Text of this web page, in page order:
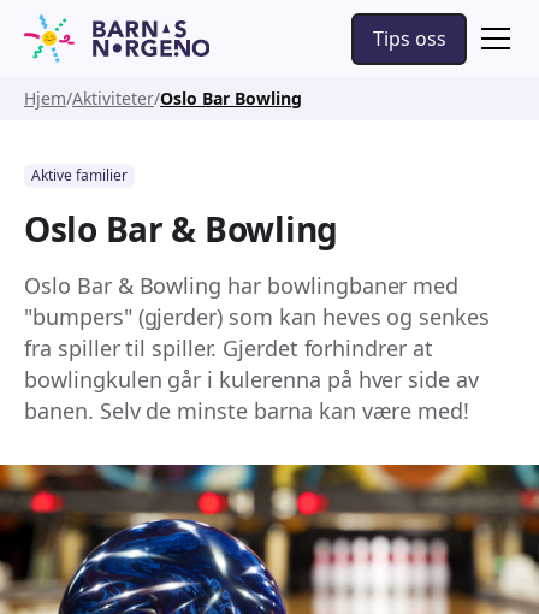
Tips oss
Hjem Aktiviteter Oslo Bar Bowling
Aktive familier
Oslo Bar & Bowling
Oslo Bar & Bowling har bowlingbaner med
"bumpers" (gjerder) som kan heves og senkes
fra spiller til spiller. Gjerdet forhindrer at
bowlingkulen går i kulerenna på hver side av
banen. Selv de minste barna kan være med!